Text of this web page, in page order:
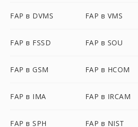
FAP в DVMS FAP в VMS
FAP в FSSD FAP в SOU
FAP в GSM FAP в HCOM
FAP в IMA FAP в IRCAM
FAP в SPH FAP в NIST